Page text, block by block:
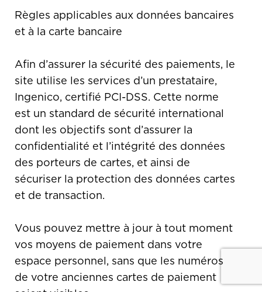
Règles applicables aux données bancaires
et à la carte bancaire
Afin d’assurer la sécurité des paiements, le
site utilise les services d’un prestataire,
Ingenico, certifié PCI-DSS. Cette norme
est un standard de sécurité international
dont les objectifs sont d’assurer la
confidentialité et l’intégrité des données
des porteurs de cartes, et ainsi de
sécuriser la protection des données cartes
et de transaction.
Vous pouvez mettre à jour à tout moment
vos moyens de paiement dans votre
espace personnel, sans que les numéros
de votre anciennes cartes de paiement